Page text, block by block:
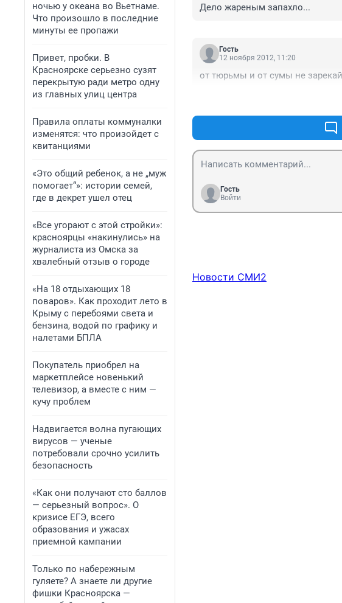
ночью у океана во Вьетнаме.
Что произошло в последние
минуты ее пропажи
Привет, пробки. В
Красноярске серьезно сузят
перекрытую ради метро одну
из главных улиц центра
Правила оплаты коммуналки
изменятся: что произойдет с
квитанциями
«Это общий ребенок, а не „муж
помогает“»: истории семей,
где в декрет ушел отец
«Все угорают с этой стройки»:
красноярцы «накинулись» на
журналиста из Омска за
хвалебный отзыв о городе
«На 18 отдыхающих 18
поваров». Как проходит лето в
Крыму с перебоями света и
бензина, водой по графику и
налетами БПЛА
Покупатель приобрел на
маркетплейсе новенький
телевизор, а вместе с ним —
кучу проблем
Надвигается волна пугающих
вирусов — ученые
потребовали срочно усилить
безопасность
«Как они получают сто баллов
— серьезный вопрос». О
кризисе ЕГЭ, всего
образования и ужасах
приемной кампании
Только по набережным
гуляете? А знаете ли другие
фишки Красноярска —
Дело жареным запахло...
Гость
12 ноября 2012, 11:20
от тюрьмы и от сумы не
Гость
Войти
Новости СМИ2